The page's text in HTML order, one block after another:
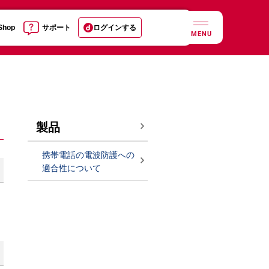
サポート ログインする
MENU
製品
携帯電話の電波防護への
適合性について